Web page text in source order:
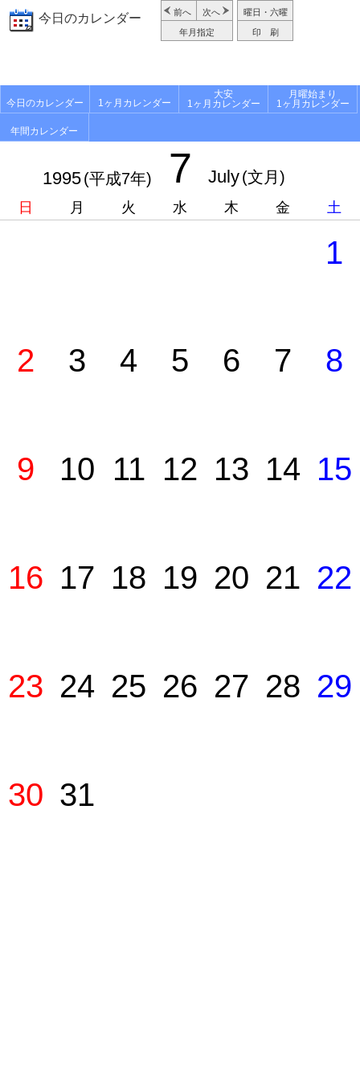
今日のカレンダー 前へ 次へ
年月指定
曜日・六曜
印 刷
今日のカレンダー 1ヶ月カレンダー
大安
1ヶ月カレンダー
月曜始まり
1ヶ月カレンダー
年間カレンダー
1995(平成7年) 7 July(文月)
日 月 火 水 木 金 土
1
2 3 4 5 6 7 8
9 10 11 12 13 14 15
16 17 18 19 20 21 22
23 24 25 26 27 28 29
30 31